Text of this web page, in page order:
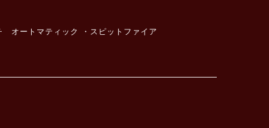
オートマティック ・スピットファイア